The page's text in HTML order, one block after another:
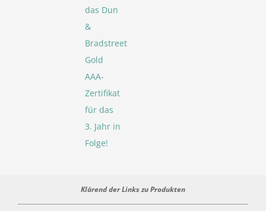
das Dun
&
Bradstreet
Gold
AAA-
Zertifikat
für das
3. Jahr in
Folge!
Klärend der Links zu Produkten